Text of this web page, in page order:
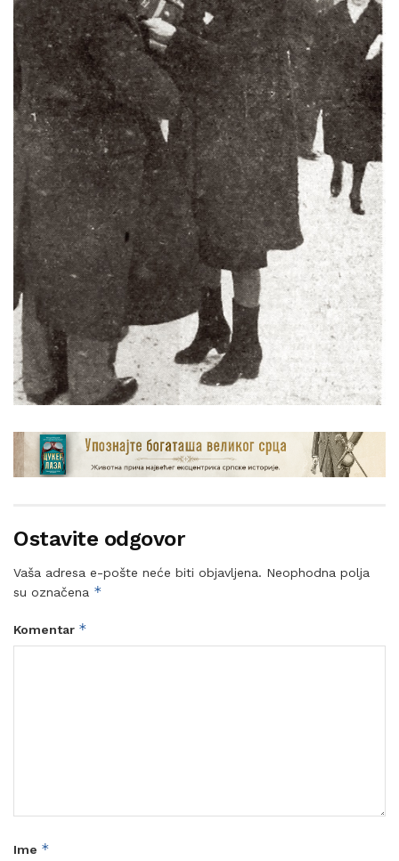
Ostavite odgovor
Vaša adresa e-pošte neće biti objavljena. Neophodna polja
su označena *
Komentar *
Ime *